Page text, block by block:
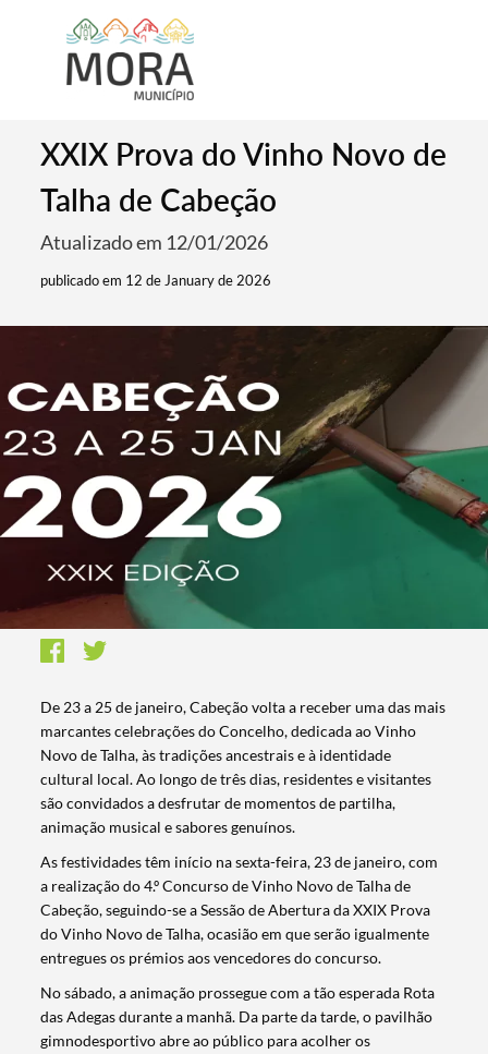
XXIX Prova do Vinho Novo de
Talha de Cabeção
Atualizado em 12/01/2026
publicado em 12 de January de 2026
De 23 a 25 de janeiro, Cabeção volta a receber uma das mais
marcantes celebrações do Concelho, dedicada ao Vinho
Novo de Talha, às tradições ancestrais e à identidade
cultural local. Ao longo de três dias, residentes e visitantes
são convidados a desfrutar de momentos de partilha,
animação musical e sabores genuínos.
As festividades têm início na sexta-feira, 23 de janeiro, com
a realização do 4.º Concurso de Vinho Novo de Talha de
Cabeção, seguindo-se a Sessão de Abertura da XXIX Prova
do Vinho Novo de Talha, ocasião em que serão igualmente
entregues os prémios aos vencedores do concurso.
No sábado, a animação prossegue com a tão esperada Rota
das Adegas durante a manhã. Da parte da tarde, o pavilhão
gimnodesportivo abre ao público para acolher os